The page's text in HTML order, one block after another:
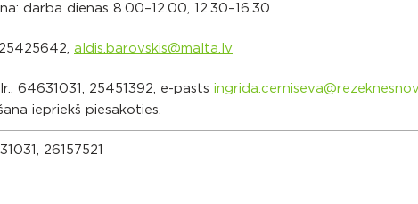
darba dienas 8.00–12.00, 12.30–16.30
aldis.barovskis@malta.lv
64631031, 25451392, e-pasts
iepriekš piesakoties.
26157521